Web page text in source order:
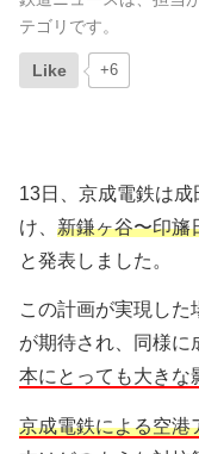
テゴリです。
Like +6
13日、京成電鉄は
け、 新鎌ヶ谷〜印旛
と発表しました。
この計画が実現した
が期待され、同様に
本にとっても大きな
京成電鉄による空港